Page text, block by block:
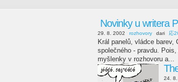
Novinky u writera
29. 8. 2002 rozhovory dari 応
Král panelů, vládce
společného - pravdu.
myšlenky v rozhovoru a...
24.